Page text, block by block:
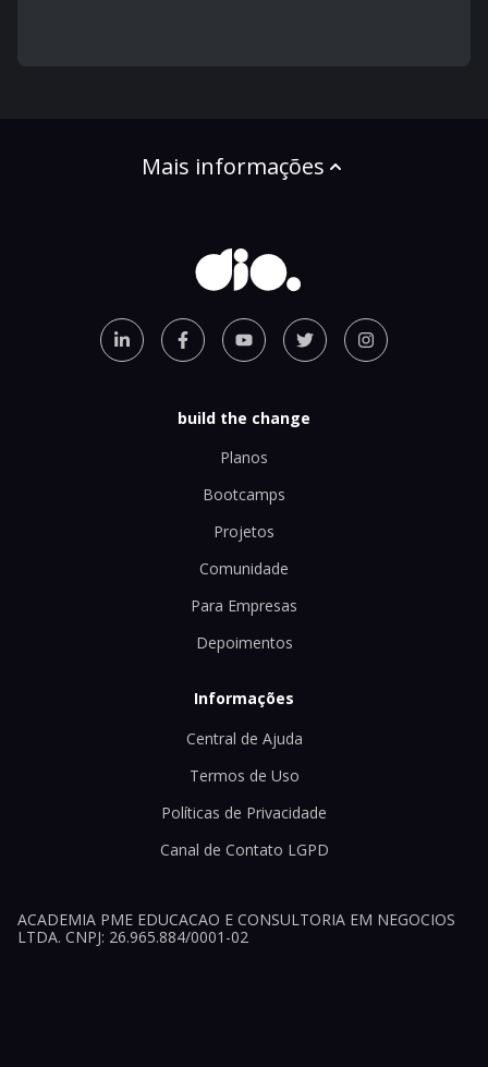
Mais informações
build the change
Planos
Bootcamps
Projetos
Comunidade
Para Empresas
Depoimentos
Informações
Central de Ajuda
Termos de Uso
Políticas de Privacidade
Canal de Contato LGPD
ACADEMIA PME EDUCACAO E CONSULTORIA EM NEGOCIOS
LTDA. CNPJ: 26.965.884/0001-02